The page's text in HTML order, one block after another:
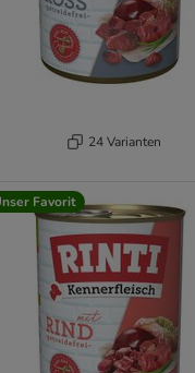
24 Varianten
Favorit